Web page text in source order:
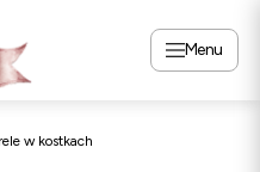
Menu
w kostkach